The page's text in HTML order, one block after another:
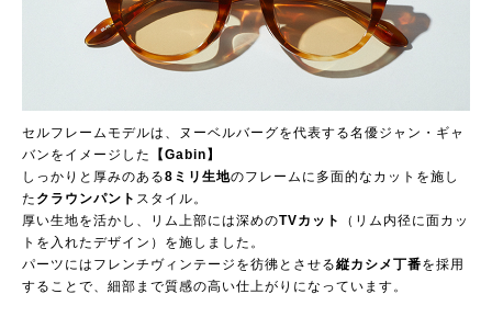
セルフレームモデルは、ヌーベルバーグを代表する名優ジャン・ギャ
バンをイメージした
【Gabin】
しっかりと厚みのある8ミリ生地のフレームに多面的なカットを施し
た クラウンパント スタイル。
厚い生地を活かし、リム上部には深めのTVカット
（リム内径に面カッ
トを入れたデザイン）を施しました。
パーツにはフレンチヴィンテージを彷彿とさせる縦カシメ丁番を採用
することで、細部まで質感の高い仕上がりになっています。